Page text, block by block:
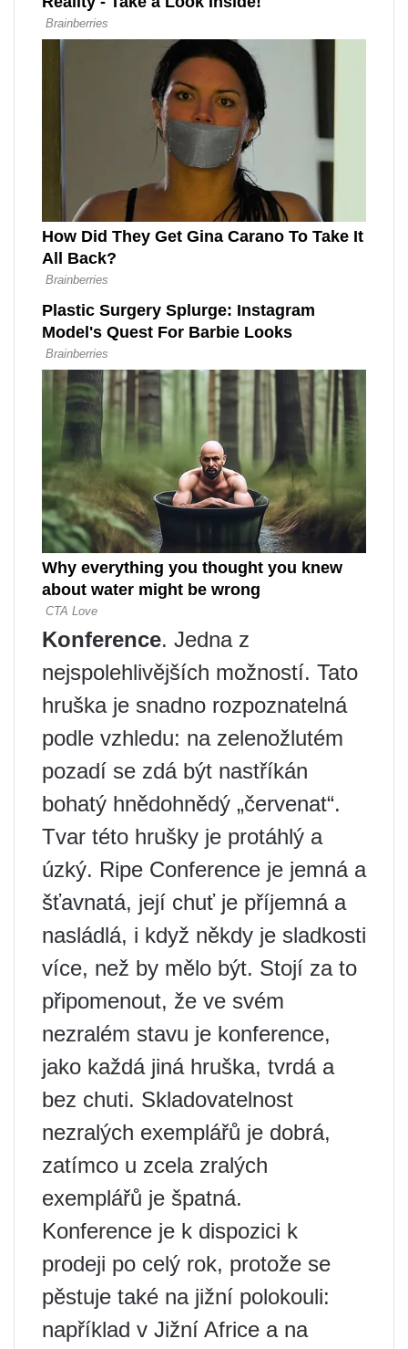
Konference. Jedna z
nejspolehlivějších možností. Tato
hruška je snadno rozpoznatelná
podle vzhledu: na zelenožlutém
pozadí se zdá být nastříkán
bohatý hnědohnědý „červenat“.
Tvar této hrušky je protáhlý a
úzký. Ripe Conference je jemná a
šťavnatá, její chuť je příjemná a
nasládlá, i když někdy je sladkosti
více, než by mělo být. Stojí za to
připomenout, že ve svém
nezralém stavu je konference,
jako každá jiná hruška, tvrdá a
bez chuti. Skladovatelnost
nezralých exemplářů je dobrá,
zatímco u zcela zralých
exemplářů je špatná.
Konference je k dispozici k
prodeji po celý rok, protože se
pěstuje také na jižní polokouli:
například v Jižní Africe a na